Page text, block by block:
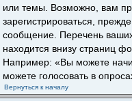
или темы. Возможно, вам
зарегистрироваться,
сообщение. Перечень
находится внизу страниц
Например: «Вы можете
можете голосовать в
Вернуться к началу